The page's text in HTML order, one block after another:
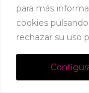
para más
cookies
rechazar su uso